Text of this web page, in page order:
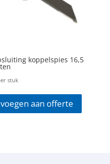
koppelspies 16,5
stuk
aan offerte